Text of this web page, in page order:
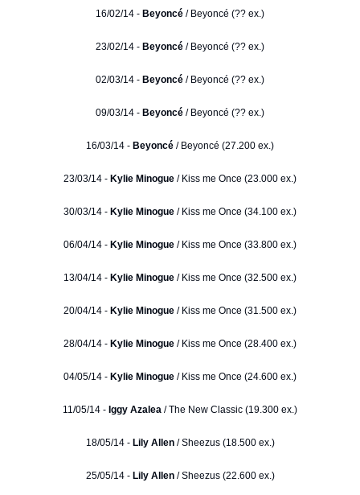
16/02/14 - Beyoncé / Beyoncé (?? ex.)
23/02/14 - Beyoncé / Beyoncé (?? ex.)
02/03/14 - Beyoncé / Beyoncé (?? ex.)
09/03/14 - Beyoncé / Beyoncé (?? ex.)
16/03/14 - Beyoncé / Beyoncé (27.200 ex.)
23/03/14 - Kylie Minogue / Kiss me Once (23.000 ex.)
30/03/14 - Kylie Minogue / Kiss me Once (34.100 ex.)
06/04/14 - Kylie Minogue / Kiss me Once (33.800 ex.)
13/04/14 - Kylie Minogue / Kiss me Once (32.500 ex.)
20/04/14 - Kylie Minogue / Kiss me Once (31.500 ex.)
28/04/14 - Kylie Minogue / Kiss me Once (28.400 ex.)
04/05/14 - Kylie Minogue / Kiss me Once (24.600 ex.)
11/05/14 - Iggy Azalea / The New Classic (19.300 ex.)
18/05/14 - Lily Allen/ Sheezus (18.500 ex.)
25/05/14 - Lily Allen/ Sheezus (22.600 ex.)